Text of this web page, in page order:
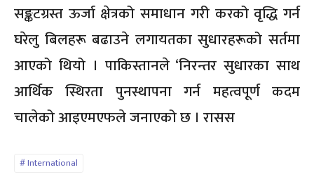
सङ्कटग्रस्त ऊर्जा क्षेत्रको समाधान गरी करको वृद्धि गर्न
घरेलु बिलहरू बढाउने लगायतका सुधारहरूको सर्तमा
आएको थियो । पाकिस्तानले ‘निरन्तर सुधारका साथ
आर्थिक स्थिरता पुनस्थापना गर्न महत्वपूर्ण कदम
चालेको आइएमएफले जनाएको छ । रासस
International